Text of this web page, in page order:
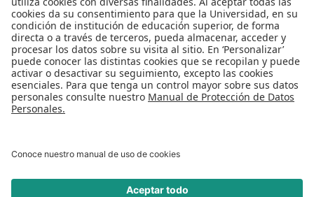
Mapa del Sitio
Multimedia
Noticias
Preguntas frecuentes